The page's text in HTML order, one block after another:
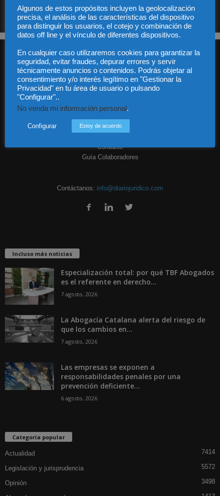
respuesta a su suscripción Dicho fichero es de titularidad exclusiva de LEXDIR GLOBAL
S.L. y no será cedido a un tercero en ningún caso.
Audiencia y Publicidad
Legal
Contacto
Guía Colaboradores
Contáctanos: info@diariojuridico.com
Incluso más noticias
Especialización total: por qué TBF Abogados
es el referente en derecho...
7 agosto, 2026
La Abogacía Catalana alerta del riesgo de
que los cambios en...
7 agosto, 2026
Las empresas se exponen a
responsabilidades penales por una
prevención deficiente...
6 agosto, 2026
Categoría popular
Actualidad 7414
Legislación y jurisprudencia 5572
Opinión 3498
Algunos de estos propósitos incluyen la geolocalización
precisa, el análisis de las características del dispositivo
para distinguir los usuarios, el cotejo y combinación de
datos off line y el vínculo de diferentes dispositivos.
En cualquier caso utilizaremos cookies para garantizar la
seguridad, evitar fraudes, depurar errores y servir
técnicamente anuncios o contenidos. Podrás objetar al
consentimiento y/o interés legítimo en "Gestionar la
Privacidad" en tu área de usuario o pulsando
"Configurar"..
No venda mi información personal.
Configurar Estoy de acuerdo